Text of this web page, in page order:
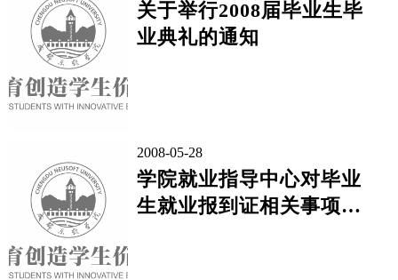
关于举行2008届毕业生毕
业典礼的通知
2008-05-28
学院就业指导中心对毕业
生就业报到证相关事项的